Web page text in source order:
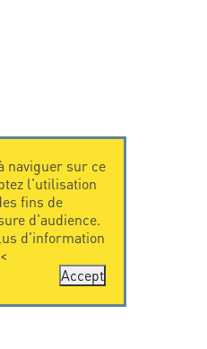
naviguer sur ce
l'utilisation
fins de
d'audience.
d'information
Accept